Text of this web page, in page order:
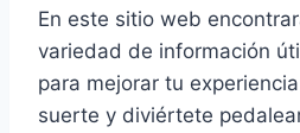
En este sitio web
variedad de información
para mejorar tu
suerte y diviértete